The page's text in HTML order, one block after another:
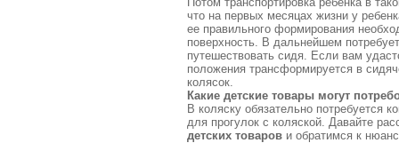
что на первых месяцах жизни у
ее правильного формирования
поверхность. В дальнейшем
путешествовать сидя. Если вам
положения трансформируется в
колясок.
Какие детские товары могут
В коляску обязательно потребуется
для прогулок с коляской. Давайте
детских товаров и обратимся к